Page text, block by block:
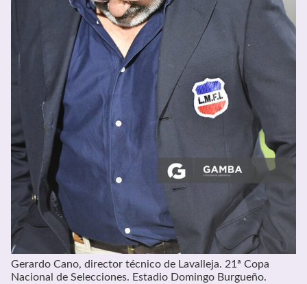
Gerardo Cano, director técnico de Lavalleja. 21ª Copa
Nacional de Selecciones. Estadio Domingo Burgueño.